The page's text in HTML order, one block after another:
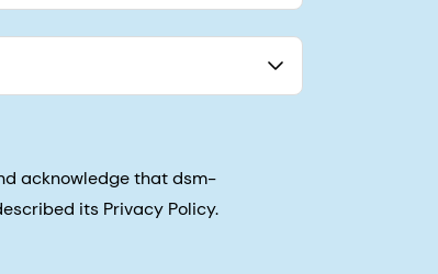
acknowledge that dsm-
its Privacy Policy.